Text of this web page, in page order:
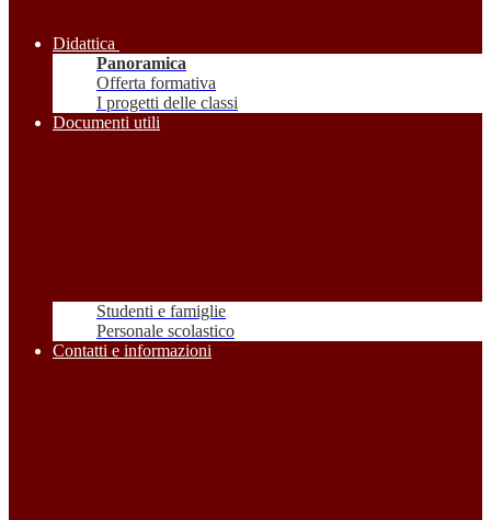
Didattica
Panoramica
Offerta formativa
I progetti delle classi
Documenti utili
Studenti e famiglie
Personale scolastico
Contatti e informazioni